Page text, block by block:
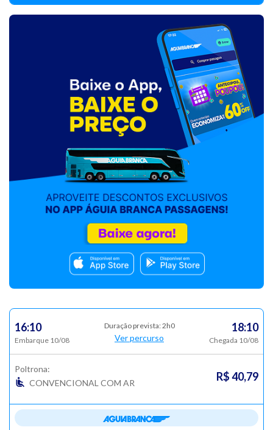
16:10
Embarque 10/08
Duração prevista: 2h0
Ver percurso
18:10
Chegada 10/08
Poltrona:
CONVENCIONAL COM AR
R$ 40,79